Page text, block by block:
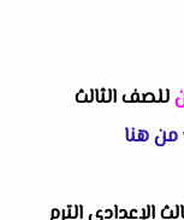
للصف الثالث
من هنا